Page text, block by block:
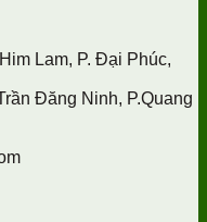
Lam, P. Đại Phúc,
Đăng Ninh, P.Quang